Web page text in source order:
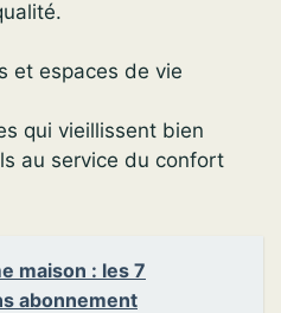
et espaces de vie
qui vieillissent bien
au service du confort
maison : les 7
abonnement